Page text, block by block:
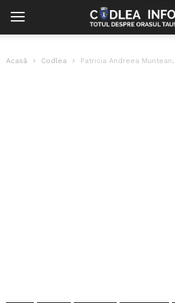
Acasă Codlea Patricia Andreea Muntean, un